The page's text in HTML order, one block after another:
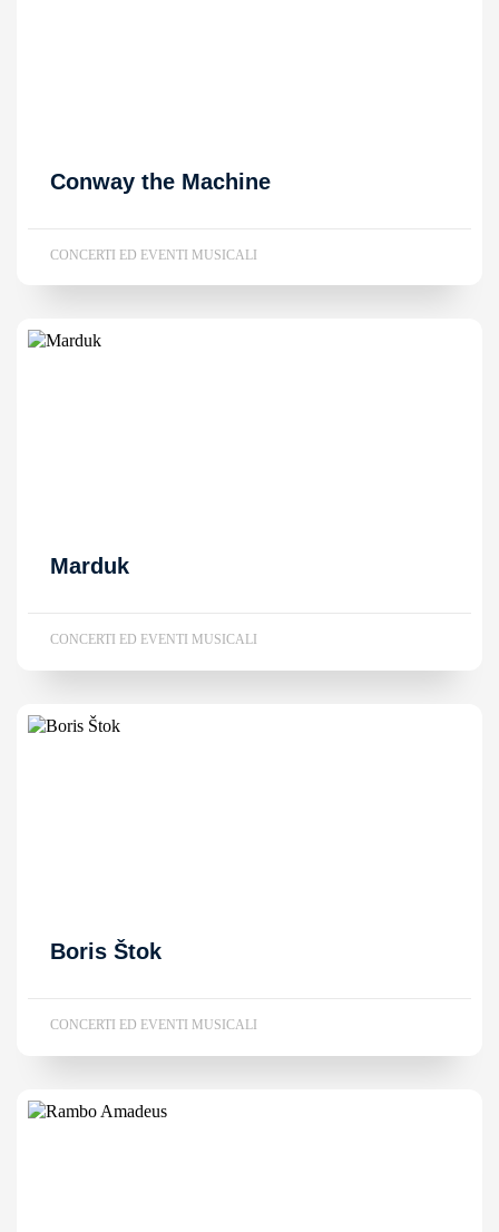
Conway the Machine
CONCERTI ED EVENTI MUSICALI
Marduk
CONCERTI ED EVENTI MUSICALI
Boris Štok
CONCERTI ED EVENTI MUSICALI